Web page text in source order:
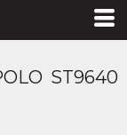
ST9640